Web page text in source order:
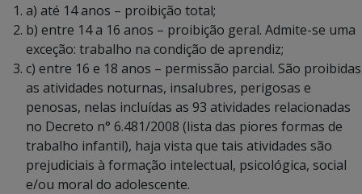
a) até 14 anos – proibição total;
b) entre 14 a 16 anos – proibição geral. Admite-se uma
exceção: trabalho na condição de aprendiz;
c) entre 16 e 18 anos – permissão parcial. São proibidas
as atividades noturnas, insalubres, perigosas e
penosas, nelas incluídas as 93 atividades relacionadas
no Decreto n° 6.481/2008 (lista das piores formas de
trabalho infantil), haja vista que tais atividades são
prejudiciais à formação intelectual, psicológica, social
e/ou moral do adolescente.